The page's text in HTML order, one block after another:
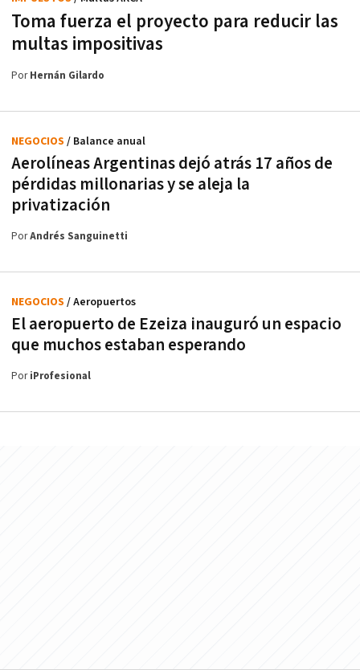
Toma fuerza el proyecto para reducir las
multas impositivas
PorHernán Gilardo
Aerolíneas Argentinas dejó atrás 17 años de
pérdidas millonarias y se aleja la
privatización
NEGOCIOS / Balance anual
PorAndrés Sanguinetti
El aeropuerto de Ezeiza inauguró un espacio
que muchos estaban esperando
NEGOCIOS / Aeropuertos
PoriProfesional